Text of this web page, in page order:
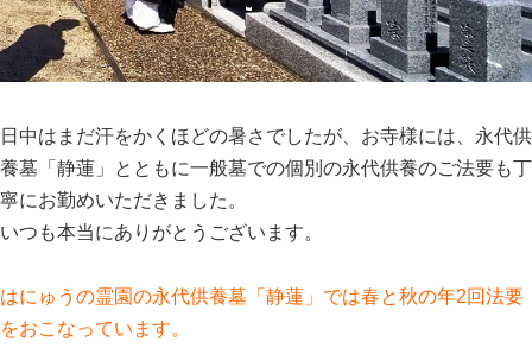
日中はまだ汗をかくほどの暑さでしたが、お寺様には、永代供
養墓「静蓮」とともに一般墓での個別の永代供養のご法要も丁
寧にお勤めいただきました。
いつも本当にありがとうございます。
はにゅうの霊園の永代供養墓「静蓮」では春と秋の年2回法要
をおこなっています。